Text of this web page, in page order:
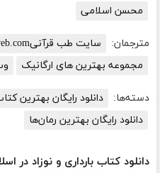
محسن اسلامی
مترجمان: سایت طب قرآنیisteb.blogveb.com
مجموعه بهترین های ارگانیک
دسته‌ها:
دانلود رایگان بهترین
دانلود رایگان بهترین رمان‌ها
دانلود کتاب بارداری و نوزاد در